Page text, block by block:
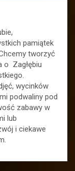
pamiątek
tworzyć
o Zagłębiu
wycinków
podwaliny pod
zabawy w
lub
i ciekawe